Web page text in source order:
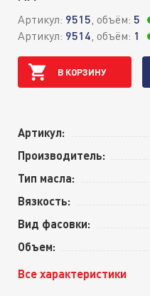
Артикул: 9515, объём: 5
Артикул: 9514, объём: 1
В КОРЗИНУ
Артикул:
Производитель:
Тип масла:
Вязкость:
Вид фасовки:
Объем:
Все характеристики